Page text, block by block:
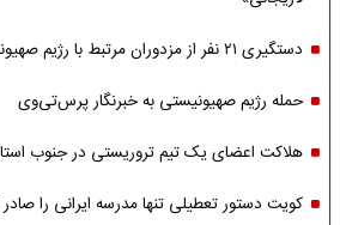
دستگیری ۲۱ نفر از مزدوران مرتبط با رژیم صهیونیستی در کرمان
حمله رژیم صهیونیستی به خبرنگار پرس‌تی‌وی
هلاکت اعضای یک تیم تروریستی در جنوب
کویت دستور تعطیلی تنها مدرسه ایرانی را